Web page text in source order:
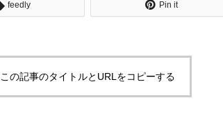
feedly Pin it
この記事のタイトルとURLをコピーする